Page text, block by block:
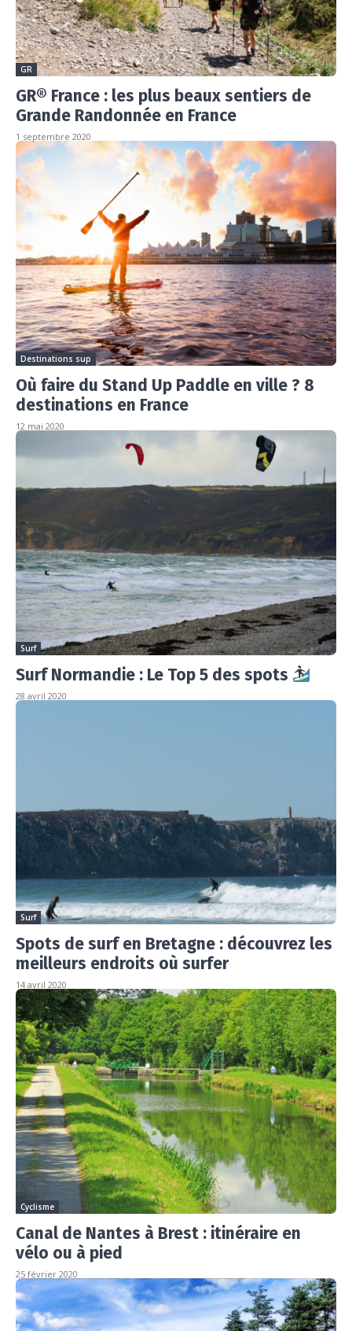
GR
GR® France : les plus beaux sentiers de
Grande Randonnée en France
1 septembre 2020
Destinations sup
Où faire du Stand Up Paddle en ville ? 8
destinations en France
12 mai 2020
Surf
Surf Normandie : Le Top 5 des spots
28 avril 2020
Surf
Spots de surf en Bretagne : découvrez les
meilleurs endroits où surfer
14 avril 2020
Cyclisme
Canal de Nantes à Brest : itinéraire en
vélo ou à pied
25 février 2020